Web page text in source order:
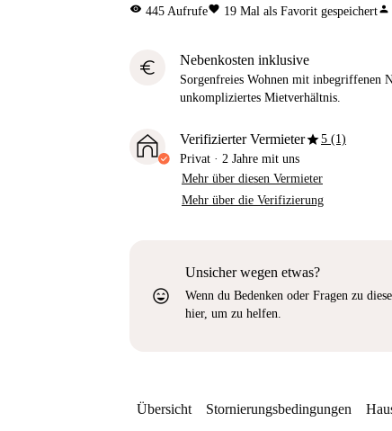
visibility 445 Aufrufefavorite 19 Mal als Favorit gespeichertperson
euro Nebenkosten inklusive
Sorgenfreies Wohnen mit inbegriffenen
unkompliziertes Mietverhältnis.
Verifizierter Vermieterstar5 (1)
Privat · 2 Jahre mit uns
Mehr über diesen Vermieter
Mehr über die Verifizierung
sentiment_very_satisfied
Unsicher wegen etwas?
Wenn du Bedenken oder Fragen zu
hier, um zu helfen.
Übersicht Stornierungsbedingungen